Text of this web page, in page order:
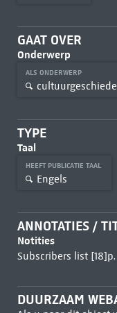
GAAT OVER
Onderwerp
ALS ONDERWERP
TYPE
Taal
HEEFT PUBLICATIE TAAL
Engels
ANNOTATIES /
Notities
Subscribers list
DUURZAAM